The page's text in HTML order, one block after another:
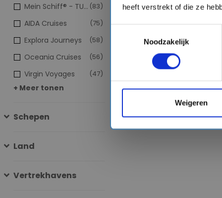
heeft verstrekt of die ze
Noodzakelijk
Weigeren
(83)
Mein Schiff® - TUI Cruises
(75)
AIDA Cruises
(58)
Explora Journeys
(56)
Oceania Cruises
(47)
Virgin Voyages
+ Meer tonen
Schepen
Land
Vertrekhavens